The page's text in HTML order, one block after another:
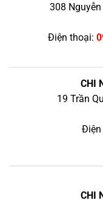
308
Điện thoại:
CHI
19 Trần
Điện
CHI